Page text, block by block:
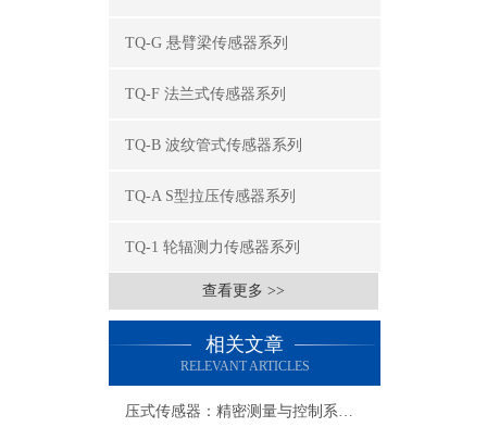
TQ-G 悬臂梁传感器系列
TQ-F 法兰式传感器系列
TQ-B 波纹管式传感器系列
TQ-A S型拉压传感器系列
TQ-1 轮辐测力传感器系列
查看更多 >>
相关文章
RELEVANT ARTICLES
压式传感器：精密测量与控制系统的组件